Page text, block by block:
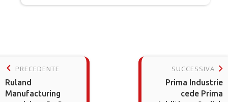
keyboard_arrow_left PRECEDENTE
Ruland
Manufacturing
SUCCESSIVA keyboard_arrow_right
Prima Industrie
cede Prima